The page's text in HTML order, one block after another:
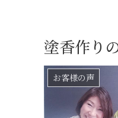
塗香作り
お客様の声